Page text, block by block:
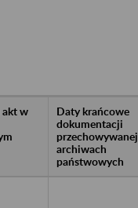
akt w
Daty krańcowe
dokumentacji
archiwach
państwowych